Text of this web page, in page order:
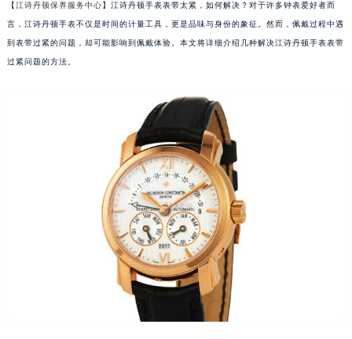
【江诗丹顿保养服务中心】江诗丹顿手表表带太紧，如何解决？对于许多钟表爱好者而
言，江诗丹顿手表不仅是时间的计量工具，更是品味与身份的象征。然而，佩戴过程中遇
到表带过紧的问题，却可能影响到佩戴体验。本文将详细介绍几种解决江诗丹顿手表表带
过紧问题的方法。